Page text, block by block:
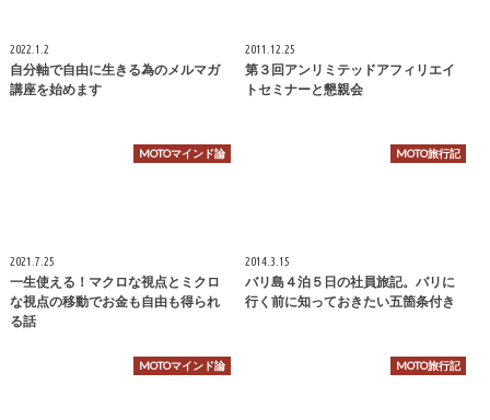
2022.1.2
自分軸で自由に生きる為のメルマガ
講座を始めます
2011.12.25
第３回アンリミテッドアフィリエイ
トセミナーと懇親会
MOTOマインド論
2021.7.25
一生使える！マクロな視点とミクロ
な視点の移動でお金も自由も得られ
る話
MOTO旅行記
2014.3.15
バリ島４泊５日の社員旅記。バリに
行く前に知っておきたい五箇条付き
MOTOマインド論 MOTO旅行記